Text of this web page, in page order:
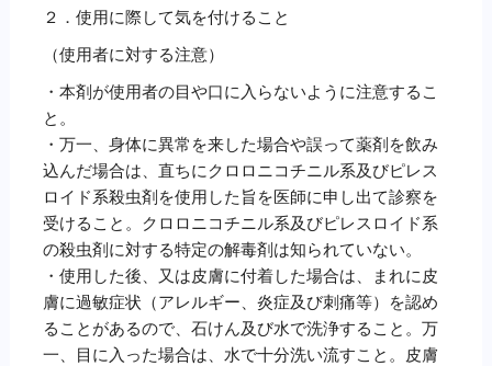
２．使用に際して気を付けること
（使用者に対する注意）
・本剤が使用者の目や口に入らないように注意するこ
と。
・万一、身体に異常を来した場合や誤って薬剤を飲み
込んだ場合は、直ちにクロロニコチニル系及びピレス
ロイド系殺虫剤を使用した旨を医師に申し出て診察を
受けること。クロロニコチニル系及びピレスロイド系
の殺虫剤に対する特定の解毒剤は知られていない。
・使用した後、又は皮膚に付着した場合は、まれに皮
膚に過敏症状（アレルギー、炎症及び刺痛等）を認め
ることがあるので、石けん及び水で洗浄すること。万
一、目に入った場合は、水で十分洗い流すこと。皮膚